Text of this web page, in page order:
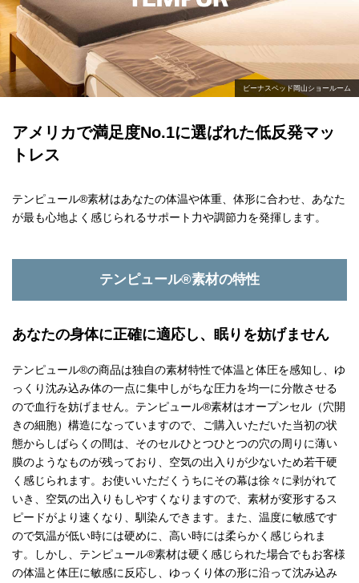
ビーナスベッド岡山ショールーム
アメリカで満足度No.1に選ばれた低反発マッ
トレス
テンピュール®素材はあなたの体温や体重、体形に合わせ、 あなた
が最も心地よく感じられるサポート力や調節力を発揮します。
テンピュール®素材の特性
あなたの身体に正確に適応し、眠りを妨げません
テンピュール®の商品は独自の素材特性で体温と体圧を感知し、ゆ
っくり沈み込み体の一点に集中しがちな圧力を均一に分散させる
ので血行を妨げません。テンピュール®素材はオープンセル（穴開
きの細胞）構造になっていますので、ご購入いただいた当初の状
態からしばらくの間は、そのセルひとつひとつの穴の周りに薄い
膜のようなものが残っており、空気の出入りが少ないため若干硬
く感じられます。お使いいただくうちにその幕は徐々に剥がれて
いき、空気の出入りもしやすくなりますので、素材が変形するス
ピードがより速くなり、馴染んできます。また、温度に敏感です
ので気温が低い時には硬めに、高い時には柔らかく感じられま
す。しかし、テンピュール®素材は硬く感じられた場合でもお客様
の体温と体圧に敏感に反応し、ゆっくり体の形に沿って沈み込み